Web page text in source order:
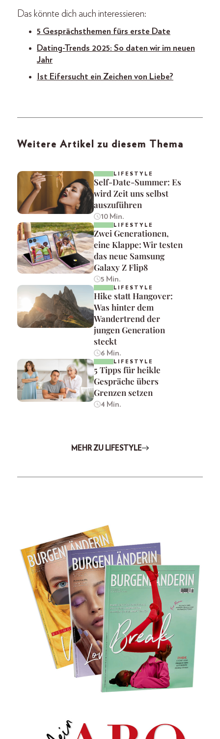
Das könnte dich auch interessieren:
5 Gesprächsthemen fürs erste Date
Dating-Trends 2025: So daten wir im neuen
Jahr
Ist Eifersucht ein Zeichen von Liebe?
Weitere Artikel zu diesem Thema
LIFESTYLE
Self-Date-Summer: Es
wird Zeit uns selbst
auszuführen
10 Min.
LIFESTYLE
Zwei Generationen,
eine Klappe: Wir testen
das neue Samsung
Galaxy Z Flip8
5 Min.
LIFESTYLE
Hike statt Hangover:
Was hinter dem
Wandertrend der
jungen Generation
steckt
6 Min.
LIFESTYLE
5 Tipps für heikle
Gespräche übers
Grenzen setzen
4 Min.
MEHR ZU LIFESTYLE